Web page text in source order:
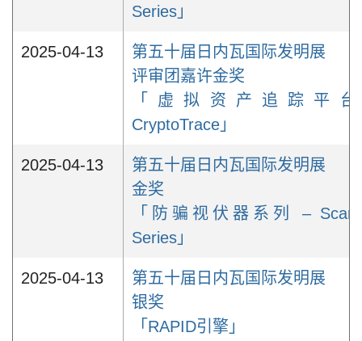
Series」
2025-04-13
第五十届日内瓦国际发明展
评审团嘉许金奖
「虚拟资产追踪平
CryptoTrace」
2025-04-13
第五十届日内瓦国际发明展
金奖
「防骗视伏器系列 –
Series」
2025-04-13
第五十届日内瓦国际发明展
银奖
「RAPID引擎」